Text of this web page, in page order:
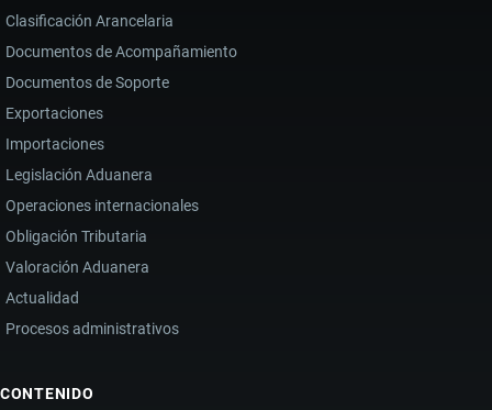
Clasificación Arancelaria
Documentos de Acompañamiento
Documentos de Soporte
Exportaciones
Importaciones
Legislación Aduanera
Operaciones internacionales
Obligación Tributaria
Valoración Aduanera
Actualidad
Procesos administrativos
CONTENIDO